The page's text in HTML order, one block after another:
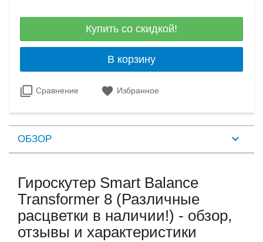
Купить со скидкой!
В корзину
Сравнение Избранное
ОБЗОР
Гироскутер Smart Balance
Transformer 8 (Различные
расцветки в наличии!) - обзор,
отзывы и характеристики